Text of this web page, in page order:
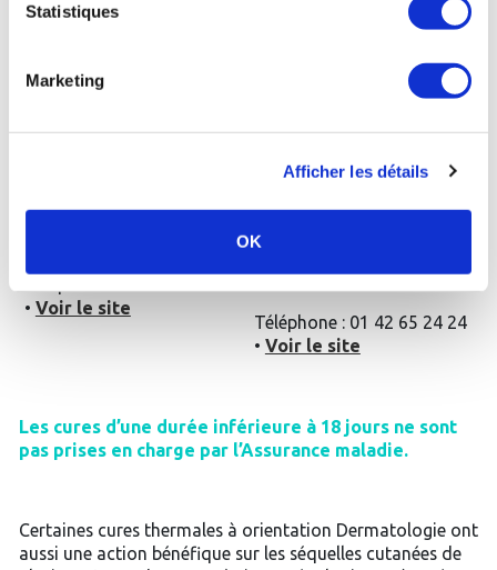
Statistiques
Marketing
Afficher les détails
OK
•Voir le site
Rhumatologie
• Voir le site
La cure thermale
Rhumatologie + le module
spécifique post-cancer
Téléphone : 01 42 65 24 24
• Voir le site
Les cures d’une durée inférieure à 18 jours ne sont
pas prises en charge par l’Assurance maladie.
Certaines cures thermales à orientation Dermatologie ont
aussi une action bénéfique sur les séquelles cutanées de